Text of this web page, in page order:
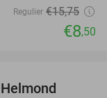
Regulier €15,75
€8,50